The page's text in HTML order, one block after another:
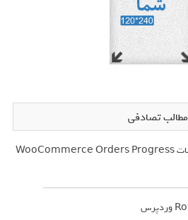
مطالب تصادفی
افزونه نوار پیشرفت سفارشات WooCommerce Orders Progress